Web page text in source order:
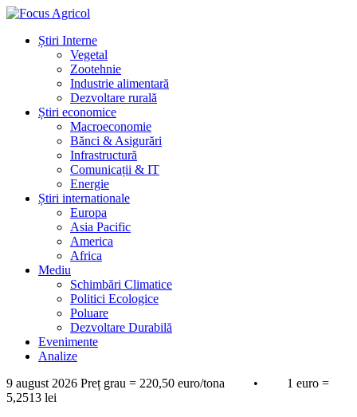
Știri Interne
Vegetal
Zootehnie
Industrie alimentară
Dezvoltare rurală
Știri economice
Macroeconomie
Bănci & Asigurări
Infrastructură
Comunicații & IT
Energie
Știri internationale
Europa
Asia Pacific
America
Africa
Mediu
Schimbări Climatice
Politici Ecologice
Poluare
Dezvoltare Durabilă
Evenimente
Analize
9 august 2026 Preț grau = 220,50 euro/tona • 1 euro =
5,2513 lei